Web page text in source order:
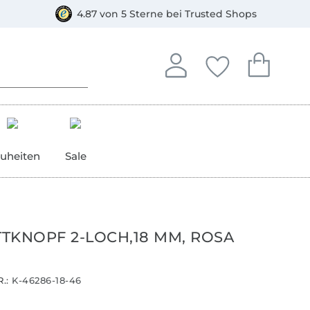
4.87 von 5 Sterne bei Trusted Shops
Anmelden
In deinem Konto
Deine
Du hast keine
Dein
Du hast
Sale
2-LOCH,18 MM, ROSA
K-46286-18-46